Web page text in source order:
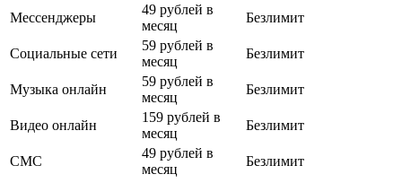
Мессенджеры
49 рублей в
месяц
Безлимит
Социальные сети
59 рублей в
месяц
Безлимит
Музыка онлайн
59 рублей в
месяц
Безлимит
Видео онлайн
159 рублей в
месяц
Безлимит
СМС
49 рублей в
месяц
Безлимит